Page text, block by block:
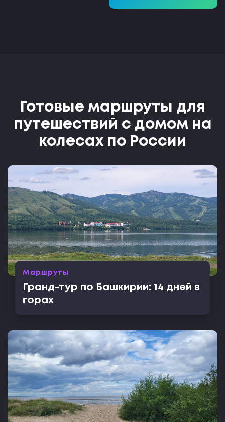
Готовые маршруты для
путешествий с домом на
колесах по России
Маршруты
Гранд-тур по Башкирии: 14 дней в
горах